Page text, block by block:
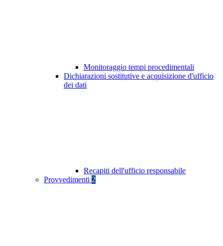
Monitoraggio tempi procedimentali
Dichiarazioni sostitutive e acquisizione d'ufficio
dei dati
Recapiti dell'ufficio responsabile
Provvedimenti 2